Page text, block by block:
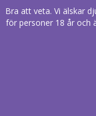
Bra att veta. Vi älskar
för personer 18 år och